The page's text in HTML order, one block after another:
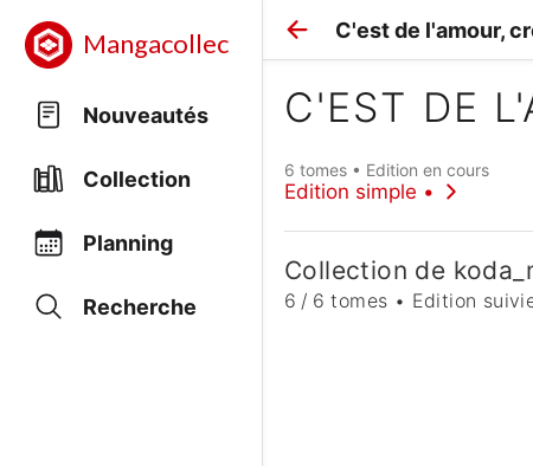
Mangacollec
Nouveautés
Collection
Planning
Recherche
C'est de l'amour,
C'EST DE
6 tomes • Edition en cours
Edition simple •
Collection de
6 / 6 tomes • Edition